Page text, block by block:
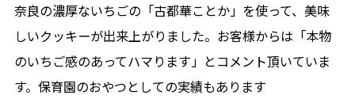
奈良の濃厚ないちごの「古都華ことか」を使って、美味
しいクッキーが出来上がりました。お客様からは「本物
のいちご感のあってハマります」とコメント頂いていま
す。保育園のおやつとしての実績もあります